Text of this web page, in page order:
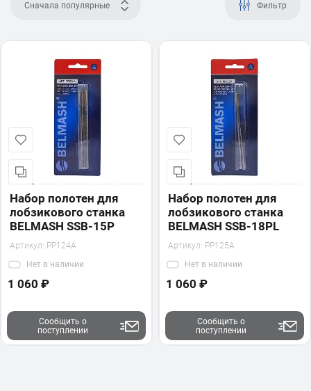
Сначала популярные Фильтр
Набор полотен для
лобзикового станка
BELMASH SSB-15P
Артикул: PP124A
Нет в наличии
1 060 ₽
Сообщить о
поступлении
Набор полотен для
лобзикового станка
BELMASH SSB-18PL
Артикул: PP125A
Нет в наличии
1 060 ₽
Сообщить о
поступлении